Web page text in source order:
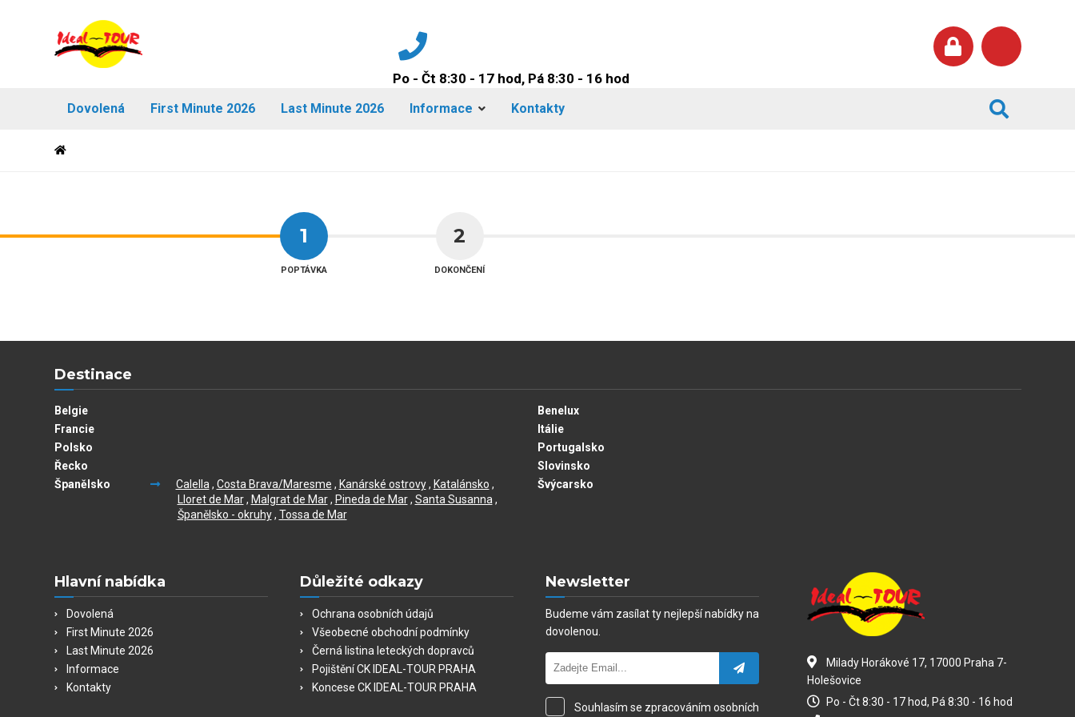
Po - Čt 8:30 - 17 hod, Pá 8:30 - 16 hod
Dovolená First Minute 2026 Last Minute 2026 Informace Kontakty
1
POPTÁVKA
2
DOKONČENÍ
Destinace
Belgie
Benelux
Francie
Itálie
Polsko
Portugalsko
Řecko
Slovinsko
Španělsko
Calella , Costa Brava/Maresme , Kanárské ostrovy, Katalánsko ,
Lloret de Mar, Malgrat de Mar, Pineda de Mar, Santa Susanna ,
Španělsko - okruhy, Tossa de Mar
Švýcarsko
Hlavní nabídka
Dovolená
First Minute 2026
Last Minute 2026
Informace
Kontakty
Důležité odkazy
Ochrana osobních údajů
Všeobecné obchodní podmínky
Černá listina leteckých dopravců
Pojištění CK IDEAL-TOUR PRAHA
Koncese CK IDEAL-TOUR PRAHA
Newsletter
Budeme vám zasílat ty nejlepší nabídky na
dovolenou.
Souhlasím se zpracováním osobních
Milady Horákové 17, 17000 Praha 7-
Holešovice
Po - Čt 8:30 - 17 hod, Pá 8:30 - 16 hod